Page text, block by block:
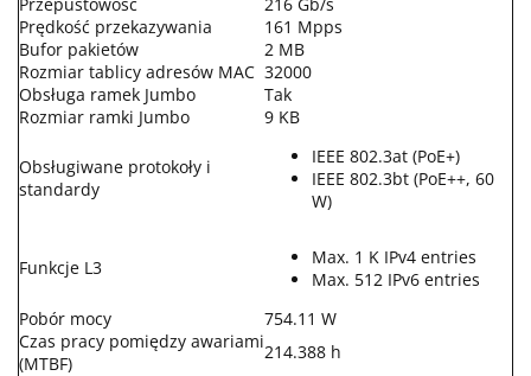
Prędkość przekazywania
161 Mpps
Bufor pakietów
2 MB
Rozmiar tablicy adresów MAC 32000
Obsługa ramek Jumbo
Tak
Rozmiar ramki Jumbo
9 KB
Obsługiwane protokoły i
standardy
IEEE 802.3at (PoE+)
IEEE 802.3bt (PoE++, 60
W)
Funkcje L3
Max. 1 K IPv4 entries
Max. 512 IPv6 entries
Pobór mocy
754.11 W
Czas pracy pomiędzy awariami
(MTBF)
214.388 h